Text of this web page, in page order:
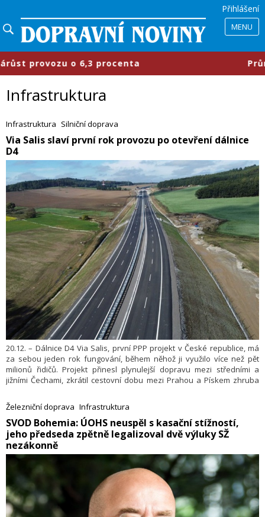
Přihlášení
MENU
​Průmyslové parky se
Infrastruktura
Infrastruktura Silniční doprava
​Via Salis slaví první rok provozu po otevření dálnice
D4
20.12. – Dálnice D4 Via Salis, první PPP projekt v České republice, má
za sebou jeden rok fungování, během něhož ji využilo více než pět
milionů řidičů. Projekt přinesl plynulejší dopravu mezi středními a
jižními Čechami, zkrátil cestovní dobu mezi Prahou a Pískem zhruba
vedoucím přes centra obcí. Ty tak profitují z menší dopravní zátěže a
zlepšení kvality dopravy. Společnost Via Salis to uvedla v tiskové
zprávě.
Železniční doprava Infrastruktura
​SVOD Bohemia: ÚOHS neuspěl s kasační stížností,
jeho předseda zpětně legalizoval dvě výluky SŽ
nezákonně